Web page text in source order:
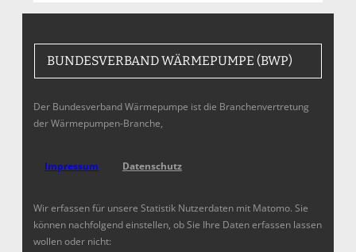
BUNDESVERBAND WÄRMEPUMPE (BWP)
Der Bundesverband Wärmepumpe ist die Branchenvertretung
der Wärmepumpen-Branche,
Impressum Datenschutz
Wir erfassen für unsere Statistik Nutzerdaten mit Matomo. Sie
können nachfolgend einstellen, ob Sie Ihre Daten erfassen lassen
wollen oder nicht: